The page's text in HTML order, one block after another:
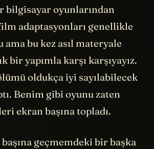
bilgisayar oyunlarından
adaptasyonları genellikle
ama bu kez asıl materyale
bir yapımla karşı karşıyayız.
oldukça iyi sayılabilecek
Benim gibi oyunu zaten